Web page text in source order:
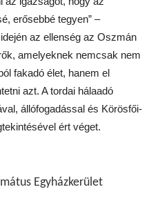
erősebbé tegyen” –
az ellenség az Oszmán
amelyeknek nemcsak nem
fakadó élet, hanem el
azt. A tordai hálaadó
állófogadással és Körösfői-
ért véget.
Egyházkerület